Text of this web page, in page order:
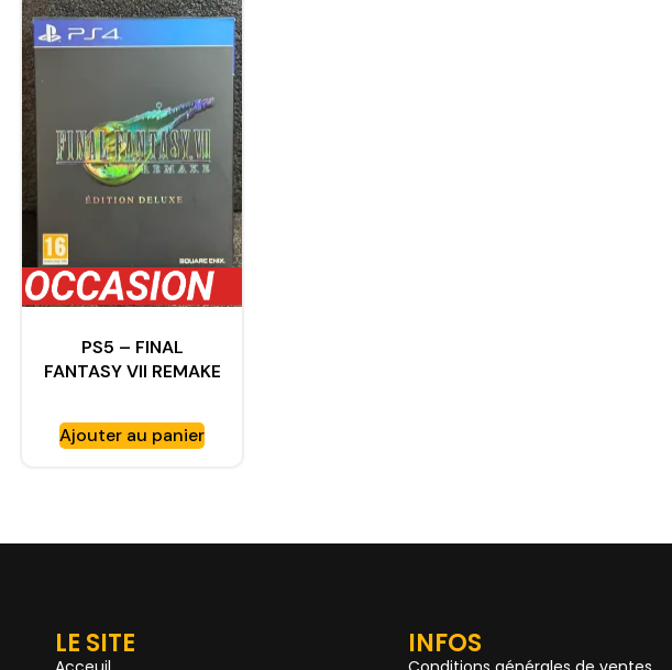
PS5 – FINAL
FANTASY VII REMAKE
DELUXE COMPLET
Ajouter au panier
LE SITE INFOS